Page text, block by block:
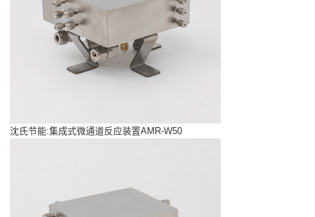
沈氏节能:集成式微通道反应装置AMR-W50